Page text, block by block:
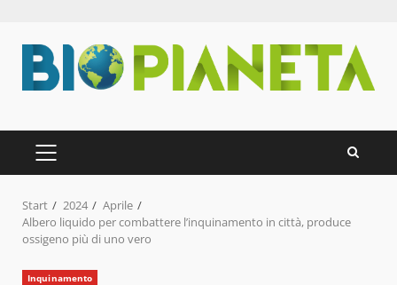
Inhalt
springen
PRIMÄRES
MENÜ
Start 2024
Aprile
Albero liquido per combattere l’inquinamento in città, produce
ossigeno più di uno vero
Inquinamento